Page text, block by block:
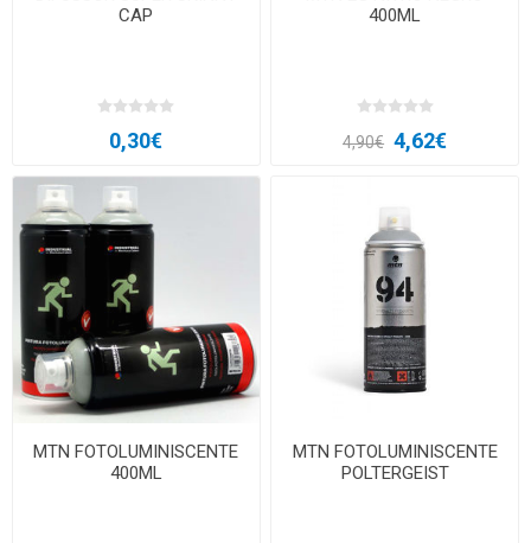
CAP
0,30€
400ML
4,90€ 4,62€
MTN FOTOLUMINISCENTE
400ML
MTN FOTOLUMINISCENTE
POLTERGEIST